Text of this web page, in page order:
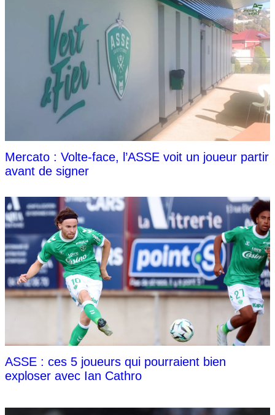
Mercato : Volte-face, l’ASSE voit un joueur partir
avant de signer
ASSE : ces 5 joueurs qui pourraient bien
exploser avec Ian Cathro